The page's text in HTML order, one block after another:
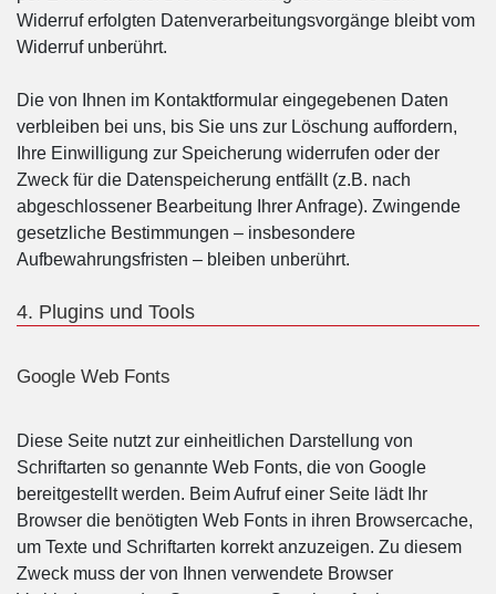
Widerruf erfolgten Datenverarbeitungsvorgänge bleibt vom
Widerruf unberührt.
Die von Ihnen im Kontaktformular eingegebenen Daten
verbleiben bei uns, bis Sie uns zur Löschung auffordern,
Ihre Einwilligung zur Speicherung widerrufen oder der
Zweck für die Datenspeicherung entfällt (z.B. nach
abgeschlossener Bearbeitung Ihrer Anfrage). Zwingende
gesetzliche Bestimmungen – insbesondere
Aufbewahrungsfristen – bleiben unberührt.
4. Plugins und Tools
Google Web Fonts
Diese Seite nutzt zur einheitlichen Darstellung von
Schriftarten so genannte Web Fonts, die von Google
bereitgestellt werden. Beim Aufruf einer Seite lädt Ihr
Browser die benötigten Web Fonts in ihren Browsercache,
um Texte und Schriftarten korrekt anzuzeigen. Zu diesem
Zweck muss der von Ihnen verwendete Browser